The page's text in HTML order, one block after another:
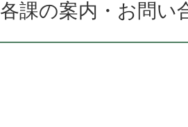
各課の案内・お問い